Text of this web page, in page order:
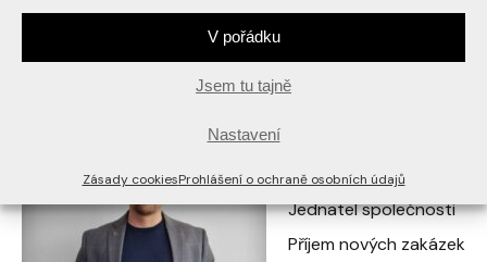
V pořádku
Jsem tu tajně
Nastavení
Zásady cookiesProhlášení o ochraně osobních údajů
Lidé ve firmě
Tomáš Polcer
Jednatel společnosti
Příjem nových zakázek